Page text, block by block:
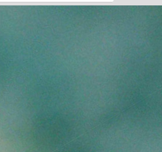
глюки. Убираем зеленые штуки,